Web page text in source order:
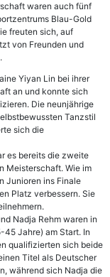
waren auch fünf
Blau-Gold
freuten sich, auf
von Freunden und
Yiyan Lin bei ihrer
an und konnte sich
Die neunjährige
Tanzstil
sich die
es bereits die zweite
Meisterschaft. Wie im
Junioren ins Finale
Platz verbessern. Sie
Nadja Rehm waren in
45 Jahre) am Start. In
qualifizierten sich beide
Titel als Deutscher
während sich Nadja die